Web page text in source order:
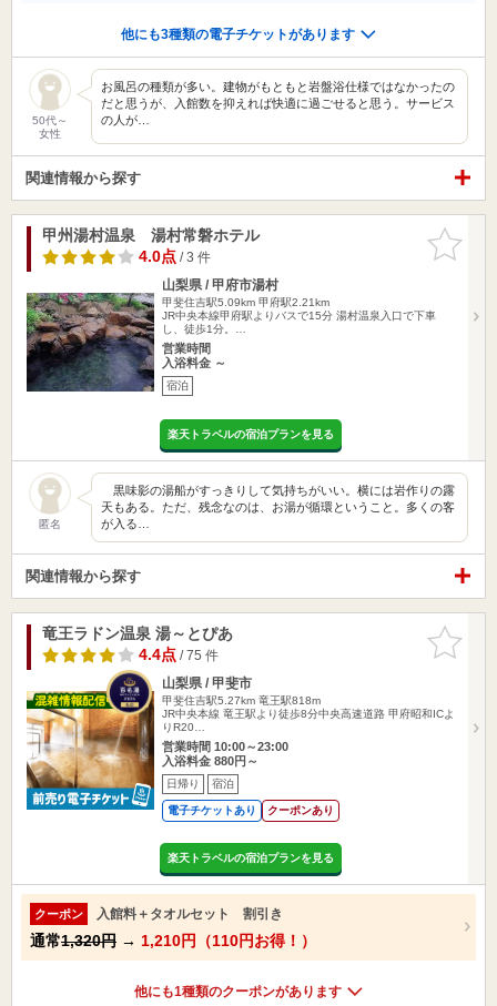
他にも3種類の電子チケットがあります
50代～
女性
お風呂の種類が多い。建物がもともと岩盤浴仕様ではなかったの
だと思うが、入館数を抑えれば快適に過ごせると思う。サービス
の人が…
関連情報から探す
お気に入
りに追加
甲州湯村温泉 湯村常磐ホテル
4.0点/ 3 件
山梨県 / 甲府市湯村
甲斐住吉駅5.09km 甲府駅2.21km
JR中央本線甲府駅よりバスで15分 湯村温泉入口で下車
し、徒歩1分。…
営業時間
入浴料金 ～
宿泊
楽天トラベルの宿泊プランを見る
匿名
黒味影の湯船がすっきりして気持ちがいい。横には岩作りの露
天もある。ただ、残念なのは、お湯が循環ということ。多くの客
が入る…
関連情報から探す
お気に入
りに追加
竜王ラドン温泉 湯～とぴあ
4.4点/ 75 件
山梨県 / 甲斐市
甲斐住吉駅5.27km 竜王駅818m
JR中央本線 竜王駅より徒歩8分中央高速道路 甲府昭和ICよ
りR20…
営業時間 10:00～23:00
入浴料金 880円～
日帰り 宿泊
電子チケットあり クーポンあり
楽天トラベルの宿泊プランを見る
クーポン 入館料＋タオルセット 割引き
通常1,320円 → 1,210円（110円お得！）
他にも1種類のクーポンがあります